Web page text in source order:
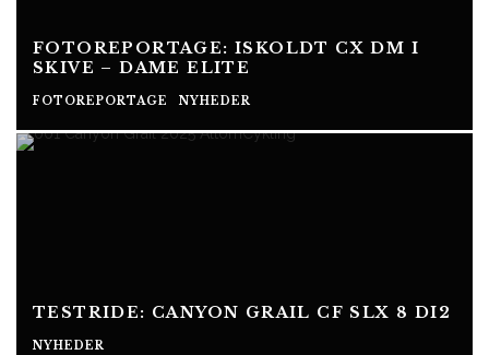
FOTOREPORTAGE: ISKOLDT CX DM I
SKIVE – DAME ELITE
FOTOREPORTAGE NYHEDER
TESTRIDE: CANYON GRAIL CF SLX 8 DI2
NYHEDER